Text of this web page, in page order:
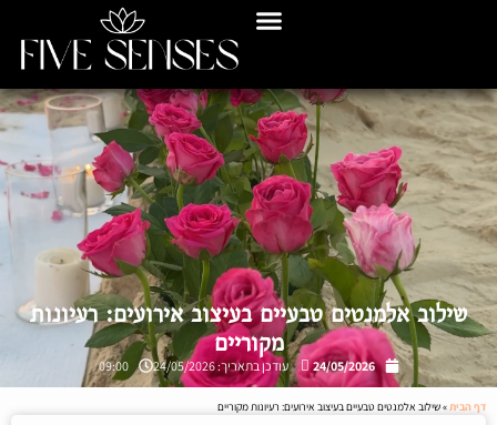
שילוב אלמנטים טבעיים בעיצוב אירועים: רעיונות
מקוריים
24/05/2026 עודכן בתאריך: 24/05/2026 09:00
דף הבית»שילוב אלמנטים טבעיים בעיצוב אירועים: רעיונות מקוריים